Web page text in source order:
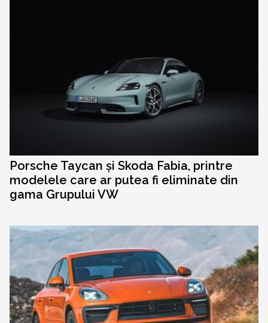
Porsche Taycan și Skoda Fabia, printre
modelele care ar putea fi eliminate din
gama Grupului VW